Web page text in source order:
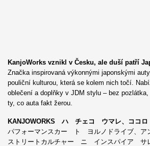
KanjoWorks vznikl v Česku, ale duší patří
Značka inspirovaná výkonnými japonskými
pouliční kulturou, která se kolem nich točí.
oblečení a doplňky v JDM stylu – bez
ty, co auta fakt žerou.
KANJOWORKS ハ チェコ ウマレ、ココ
パフォーマンスカー ト ヨルノドライブ、
ストリートカルチャー ニ インスパイア サ